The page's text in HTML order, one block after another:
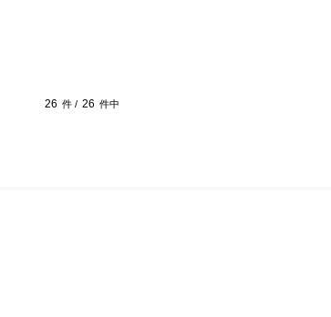
26 件 / 26 件中